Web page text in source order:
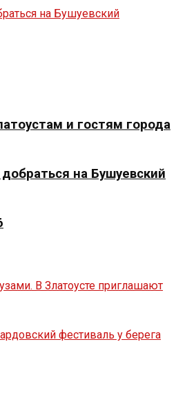
и гостям города
добраться на Бушуевский